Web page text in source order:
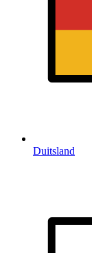
Duitsland